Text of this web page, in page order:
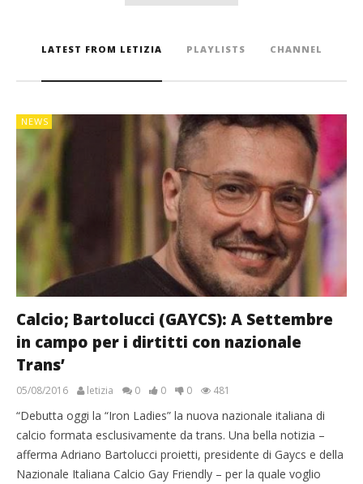
LATEST FROM LETIZIA PLAYLISTS CHANNEL
NEWS
Calcio; Bartolucci (GAYCS): A Settembre
in campo per i dirtitti con nazionale
Trans’
05/08/2016 letizia 0 0 0 481
“Debutta oggi la “Iron Ladies” la nuova nazionale italiana di
calcio formata esclusivamente da trans. Una bella notizia –
afferma Adriano Bartolucci proietti, presidente di Gaycs e della
Nazionale Italiana Calcio Gay Friendly – per la quale voglio